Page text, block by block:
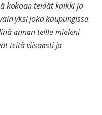
kokoan teidät kaikki ja
yksi joka kaupungissa
annan teille mieleni
teitä viisaasti ja